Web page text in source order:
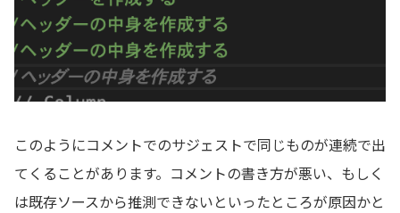
このようにコメントでのサジェストで同じものが連続で出
てくることがあります。コメントの書き方が悪い、もしく
は既存ソースから推測できないといったところが原因かと